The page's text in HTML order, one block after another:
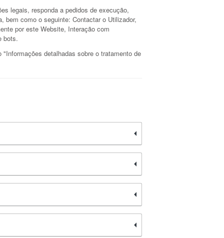
legais, responda a pedidos de execução,
bem como o seguinte: Contactar o Utilizador,
por este Website, Interação com
bots.
detalhadas sobre o tratamento de